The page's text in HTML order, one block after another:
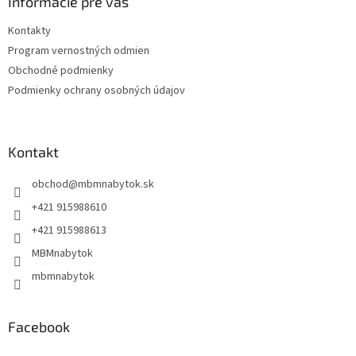
Kontakty
Program vernostných odmien
Obchodné podmienky
Podmienky ochrany osobných údajov
Kontakt
obchod@mbmnabytok.sk
+421 915988610
+421 915988613
MBMnabytok
mbmnabytok
Facebook